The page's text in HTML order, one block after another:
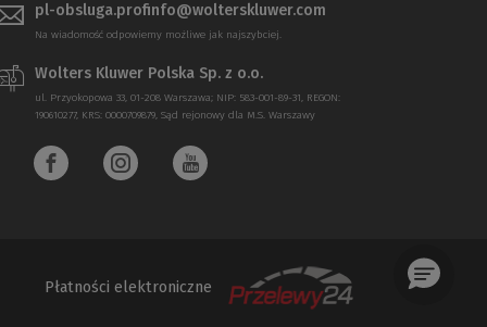
pl-obsluga.profinfo@wolterskluwer.com
Na wiadomość odpowiemy możliwe jak najszybciej.
Wolters Kluwer Polska Sp. z o.o.
ul. Przyokopowa 33, 01-208 Warszawa; NIP: 583-001-89-31, REGON:
190610277, KRS: 0000709879, Sąd rejonowy dla M.S. Warszawy
Płatności elektroniczne
(Nowe
(Link